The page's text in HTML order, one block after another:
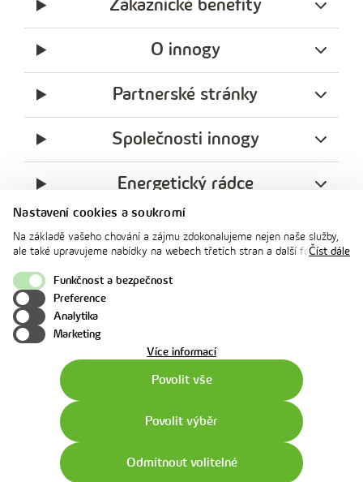
Nastavení cookies a soukromí
Na základě vašeho chování a zájmu zdokonalujeme nejen naše služby,
ale také upravujeme nabídky na webech třetích stran a další formy
souhlasu. Svoje nastavení můžete kdykoliv změnit v zápatí stránky v
„Nastavení soukromí". Více informací o tom, jak se soubory cookies a
osobními údaji pracujeme, včetně možností uplatnění vašich práv,
naleznete na webové stránce v sekci
Číst dále
Funkčnost a bezpečnost
Preference
Analytika
Marketing
Více informacío
Povolit vše
Povolit výběr
Odmítnout volitelné
Zákaznické benefity
O innogy
Partnerské stránky
Společnosti innogy
Energetický rádce
Legislativa
Ochrana soukromí
facebook